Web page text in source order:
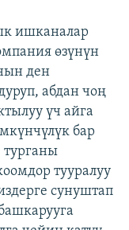
ишканалар
өзүнүн
ден
абдан чоң
үч айга
бар
турганы
тууралуу
сунуштап